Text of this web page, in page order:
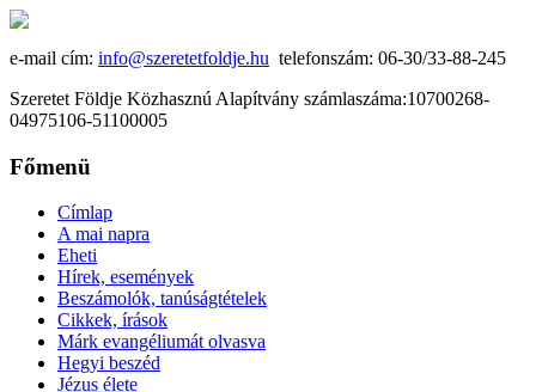
e-mail cím: info@szeretetfoldje.hu telefonszám: 06-30/33-88-245
Szeretet Földje Közhasznú Alapítvány számlaszáma:10700268-
04975106-51100005
Főmenü
Címlap
A mai napra
Eheti
Hírek, események
Beszámolók, tanúságtételek
Cikkek, írások
Márk evangéliumát olvasva
Hegyi beszéd
Jézus élete